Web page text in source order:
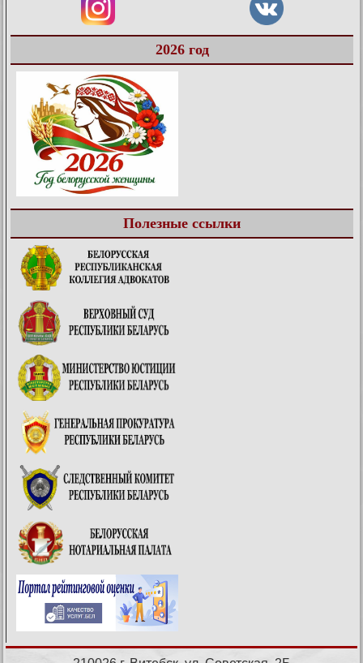
2026 год
Полезные ссылки